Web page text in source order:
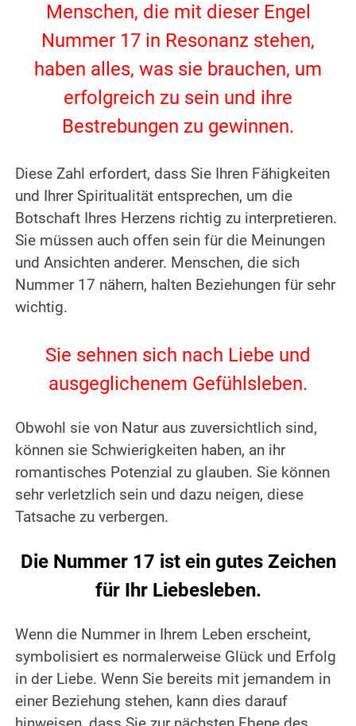
Menschen, die mit dieser Engel
Nummer 17 in Resonanz stehen,
haben alles, was sie brauchen, um
erfolgreich zu sein und ihre
Bestrebungen zu gewinnen.
Diese Zahl erfordert, dass Sie Ihren Fähigkeiten
und Ihrer Spiritualität entsprechen, um die
Botschaft Ihres Herzens richtig zu interpretieren.
Sie müssen auch offen sein für die Meinungen
und Ansichten anderer. Menschen, die sich
Nummer 17 nähern, halten Beziehungen für sehr
wichtig.
Sie sehnen sich nach Liebe und
ausgeglichenem Gefühlsleben.
Obwohl sie von Natur aus zuversichtlich sind,
können sie Schwierigkeiten haben, an ihr
romantisches Potenzial zu glauben.Sie können
sehr verletzlich sein und dazu neigen, diese
Tatsache zu verbergen.
Die Nummer 17 ist ein gutes Zeichen
für Ihr Liebesleben.
Wenn die Nummer in Ihrem Leben erscheint,
symbolisiert es normalerweise Glück und Erfolg
in der Liebe.Wenn Sie bereits mit jemandem in
einer Beziehung stehen, kann dies darauf